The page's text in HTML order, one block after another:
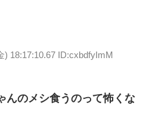
) 18:17:10.67 ID:cxbdfyImM
んのメシ食うのって怖くな